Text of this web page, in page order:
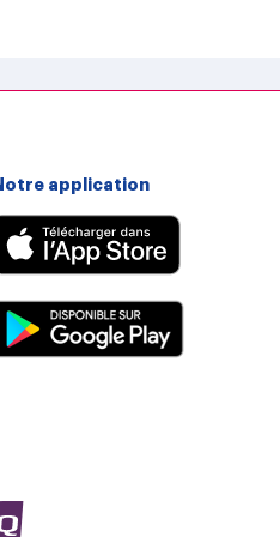
application